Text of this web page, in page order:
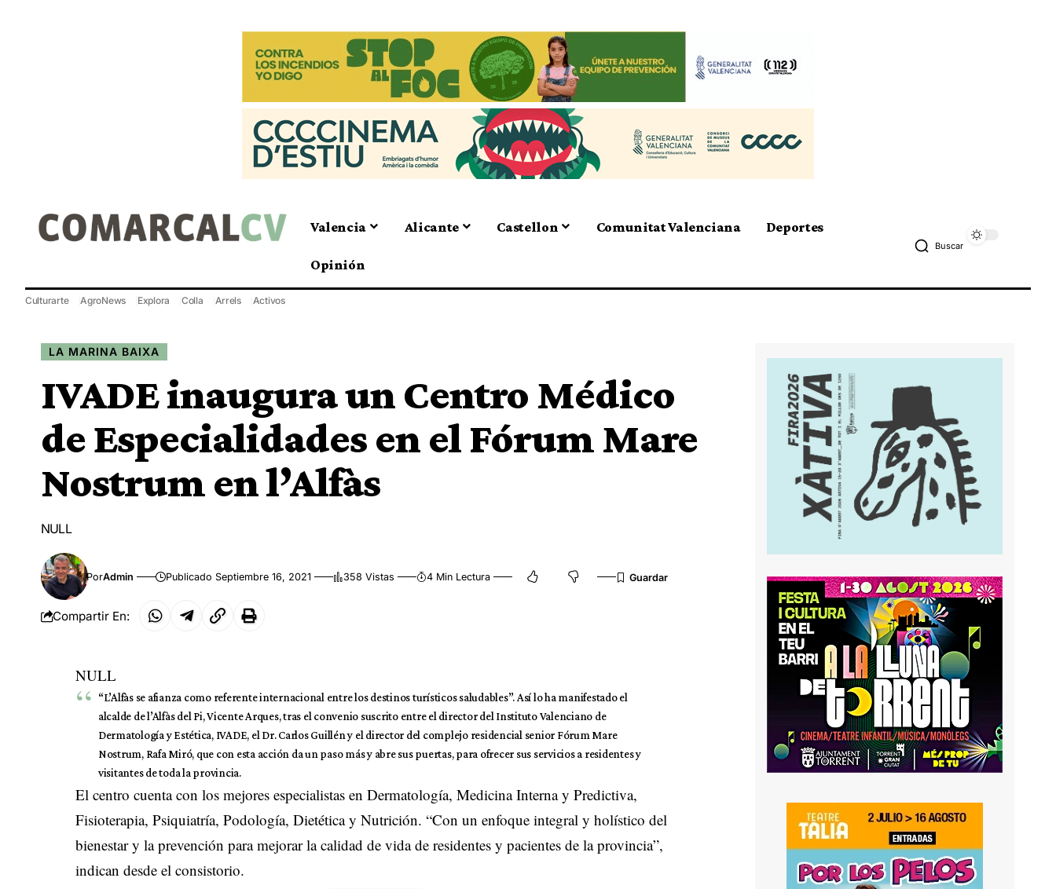
Valencia Alicante Castellon Comunitat Valenciana Deportes
Opinión
Buscar
Culturarte AgroNews Explora Colla Arrels Activos
LA MARINA BAIXA
IVADE inaugura un Centro Médico
de Especialidades en el Fórum Mare
Nostrum en l’Alfàs
NULL
PorAdmin Publicado Septiembre 16, 2021 358 Vistas 4 Min Lectura
Compartir En:
NULL
“L’Alfàs se afianza como referente internacional entre los destinos turísticos saludables”. Así lo ha manifestado el
alcalde de l’Alfàs del Pi, Vicente Arques, tras el convenio suscrito entre el director del Instituto Valenciano de
Dermatología y Estética, IVADE, el Dr. Carlos Guillén y el director del complejo residencial senior Fórum Mare
Nostrum, Rafa Miró, que con esta acción da un paso más y abre sus puertas, para ofrecer sus servicios a residentes y
visitantes de toda la provincia.
El centro cuenta con los mejores especialistas en Dermatología, Medicina Interna y Predictiva,
Fisioterapia, Psiquiatría, Podología, Dietética y Nutrición. “Con un enfoque integral y holístico del
bienestar y la prevención para mejorar la calidad de vida de residentes y pacientes de la provincia”,
indican desde el consistorio.